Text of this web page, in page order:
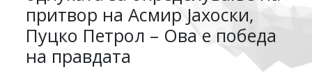
притвор на Асмир Јахоски,
Пуцко Петрол – Ова е победа
на правдата